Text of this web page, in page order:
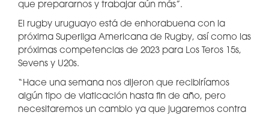
que prepararnos y trabajar aún más”.
El rugby uruguayo está de enhorabuena con la
próxima Superliga Americana de Rugby, así como las
próximas competencias de 2023 para Los Teros 15s,
Sevens y U20s.
“Hace una semana nos dijeron que recibiríamos
algún tipo de viaticación hasta fin de año, pero
necesitaremos un cambio ya que jugaremos contra